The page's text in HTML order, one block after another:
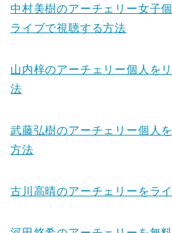
中村美樹のアーチェリー女子
ライブで視聴する方法
山内梓のアーチェリー個人を
法
武藤弘樹のアーチェリー個人
方法
古川高晴のアーチェリーをラ